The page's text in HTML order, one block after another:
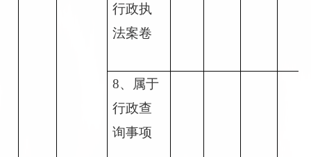
行政执
法案卷
8、属于
行政查
询事项